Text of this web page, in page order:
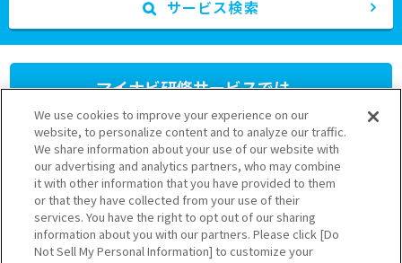
サービス検索
マイナビ研修サービスでは、
人材育成研修プログラムを
提供しています。
さまざまなニーズに応じたプランをご用意しておりますのでお気軽
にお問い合わせください。
03-6628-5111
受付 9:30～17:30（土日祝を除く）
We use cookies to improve your experience on our
website, to personalize content and to analyze our traffic.
We share information about your use of our website with
our advertising and analytics partners, who may combine
it with other information that you have provided to them
or that they have collected from your use of their
services. You have the right to opt out of our sharing
information about you with our partners. Please click [Do
Not Sell My Personal Information] to customize your